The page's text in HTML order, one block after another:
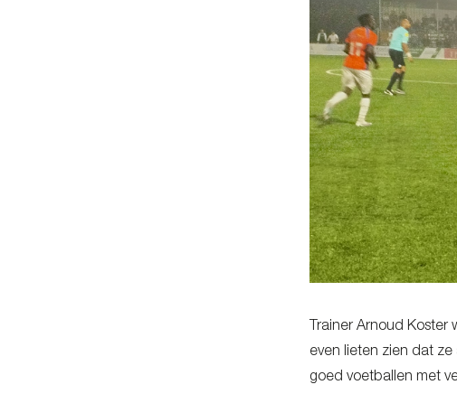
Trainer Arnoud
even lieten zien dat
goed voetballen met